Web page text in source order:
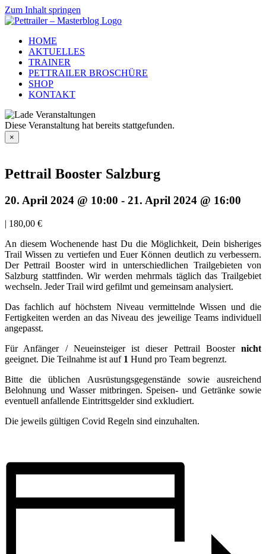
Zum Inhalt springen
HOME
AKTUELLES
TRAINER
PETTRAILER BROSCHÜRE
SHOP
KONTAKT
Diese Veranstaltung hat bereits stattgefunden.
×
Pettrail Booster Salzburg
20. April 2024 @ 10:00 - 21. April 2024 @ 16:00
| 180,00 €
An diesem Wochenende hast Du die Möglichkeit, Dein bisheriges
Trail Wissen zu vertiefen und Euer Können deutlich zu verbessern.
Der Pettrail Booster wird in unterschiedlichen Trailgebieten von
Salzburg stattfinden. Wir werden mehrmals täglich das Trailgebiet
wechseln. Jeder Trail wird gefilmt und gemeinsam analysiert.
Das fachlich auf höchstem Niveau vermittelnde Wissen und die
Fertigkeiten werden an das Niveau des jeweilige Teams individuell
angepasst.
Für Anfänger / Neueinsteiger ist dieser Pettrail Booster nicht
geeignet. Die Teilnahme ist auf 1 Hund pro Team begrenzt.
Bitte die üblichen Ausrüstungsgegenstände sowie ausreichend
Belohnung und Wasser mitbringen. Speisen- und Getränke sowie
eventuell anfallende Eintrittsgelder sind exkludiert.
Die jeweils gültigen Covid Regeln sind einzuhalten.